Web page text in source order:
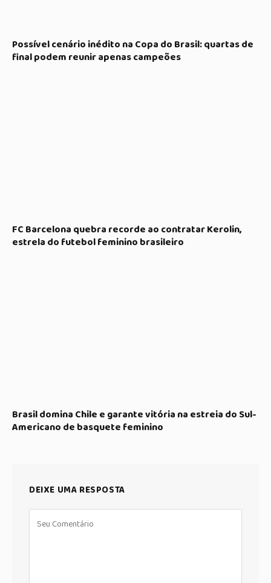
Possível cenário inédito na Copa do Brasil: quartas de
final podem reunir apenas campeões
FC Barcelona quebra recorde ao contratar Kerolin,
estrela do futebol feminino brasileiro
Brasil domina Chile e garante vitória na estreia do Sul-
Americano de basquete feminino
DEIXE UMA RESPOSTA